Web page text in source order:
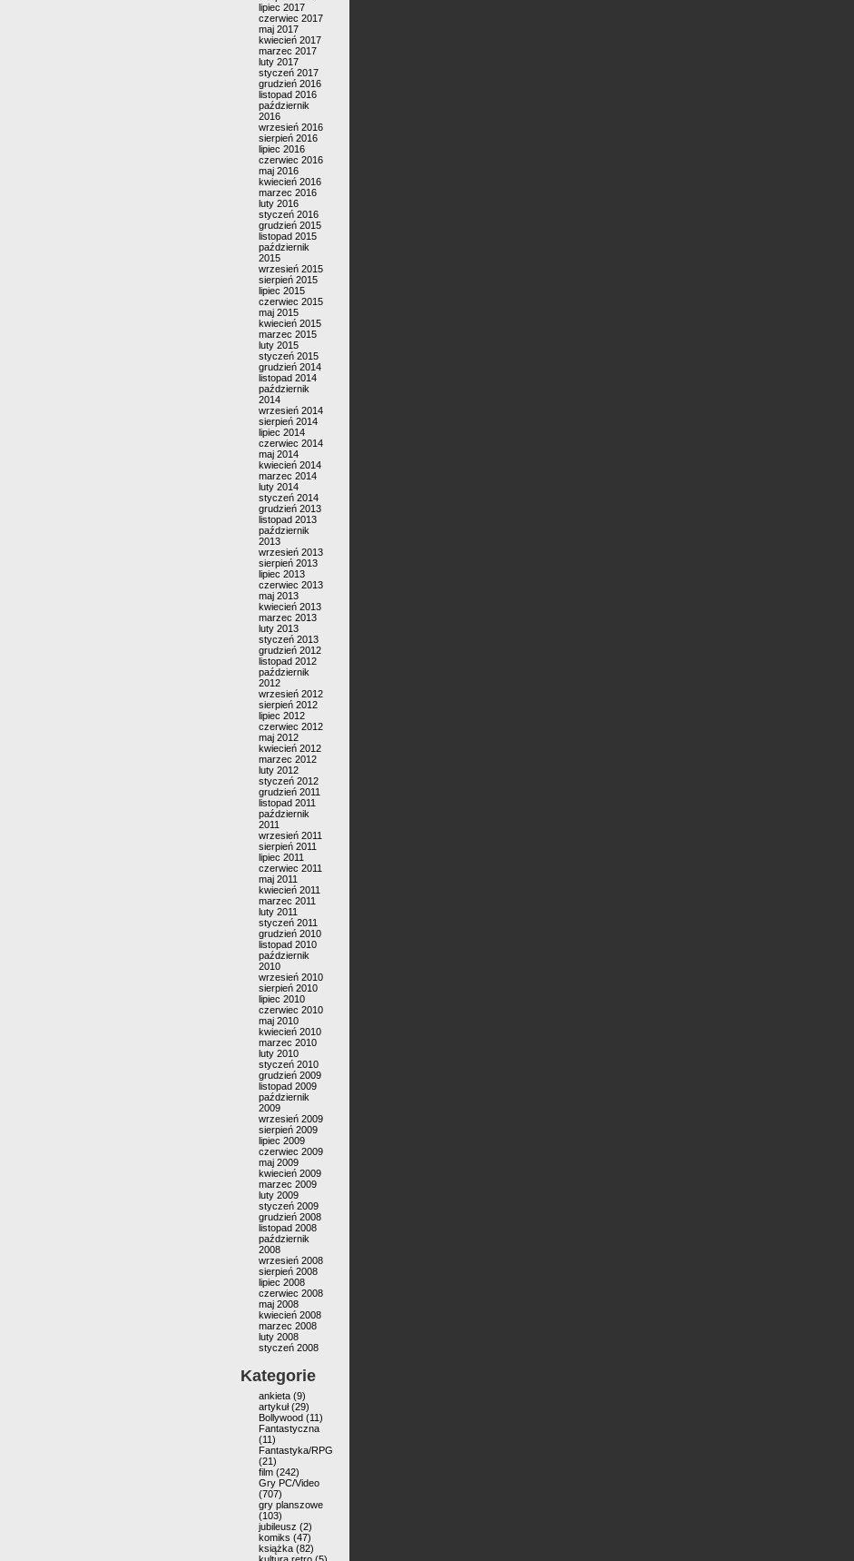
lipiec 2017
czerwiec 2017
maj 2017
kwiecień 2017
marzec 2017
luty 2017
styczeń 2017
grudzień 2016
listopad 2016
październik
2016
wrzesień 2016
sierpień 2016
lipiec 2016
czerwiec 2016
maj 2016
kwiecień 2016
marzec 2016
luty 2016
styczeń 2016
grudzień 2015
listopad 2015
październik
2015
wrzesień 2015
sierpień 2015
lipiec 2015
czerwiec 2015
maj 2015
kwiecień 2015
marzec 2015
luty 2015
styczeń 2015
grudzień 2014
listopad 2014
październik
2014
wrzesień 2014
sierpień 2014
lipiec 2014
czerwiec 2014
maj 2014
kwiecień 2014
marzec 2014
luty 2014
styczeń 2014
grudzień 2013
listopad 2013
październik
2013
wrzesień 2013
sierpień 2013
lipiec 2013
czerwiec 2013
maj 2013
kwiecień 2013
marzec 2013
luty 2013
styczeń 2013
grudzień 2012
listopad 2012
październik
2012
wrzesień 2012
sierpień 2012
lipiec 2012
czerwiec 2012
maj 2012
kwiecień 2012
marzec 2012
luty 2012
styczeń 2012
grudzień 2011
listopad 2011
październik
2011
wrzesień 2011
sierpień 2011
lipiec 2011
czerwiec 2011
maj 2011
kwiecień 2011
marzec 2011
luty 2011
styczeń 2011
grudzień 2010
listopad 2010
październik
2010
wrzesień 2010
sierpień 2010
lipiec 2010
czerwiec 2010
maj 2010
kwiecień 2010
marzec 2010
luty 2010
styczeń 2010
grudzień 2009
listopad 2009
październik
2009
wrzesień 2009
sierpień 2009
lipiec 2009
czerwiec 2009
maj 2009
kwiecień 2009
marzec 2009
luty 2009
styczeń 2009
grudzień 2008
listopad 2008
październik
2008
wrzesień 2008
sierpień 2008
lipiec 2008
czerwiec 2008
maj 2008
kwiecień 2008
marzec 2008
luty 2008
styczeń 2008
Kategorie
ankieta (9)
artykuł(29)
Bollywood (11)
Fantastyczna
(11)
Fantastyka/RPG
(21)
film (242)
Gry PC/Video
(707)
gry planszowe
(103)
jubileusz (2)
komiks (47)
książka (82)